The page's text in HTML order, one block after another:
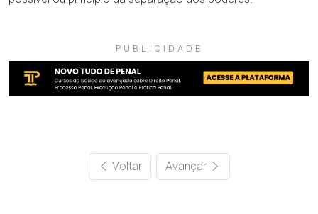
PUBLICIDADE
Voltar Avançar